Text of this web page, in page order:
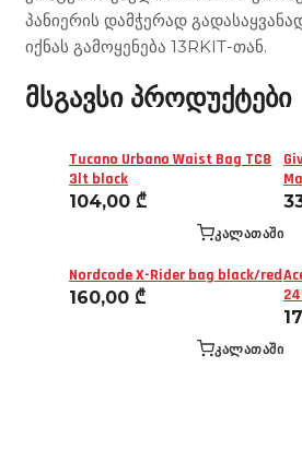
პანიერის დამჭერად
იქნას გამოყენება 13RKIT-თან.
მსგავსი პროდუქტები
Tucano Urbano Waist Bag TC8
3lt black
104,00 ₾
ᲙᲐᲚᲐᲗᲐᲨᲘ
Nordcode X-Rider bag black/red
160,00 ₾
ᲙᲐᲚᲐᲗᲐᲨᲘ